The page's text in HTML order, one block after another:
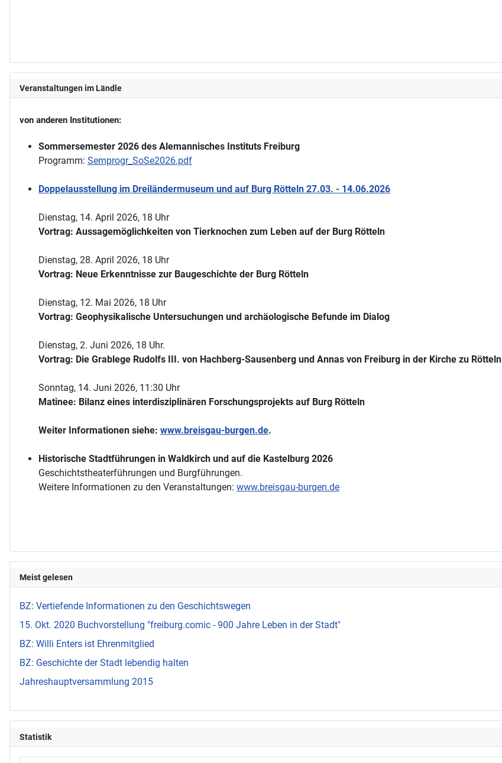
Veranstaltungen im Ländle
von anderen Institutionen:
Sommersemester 2026 des Alemannisches Instituts Freiburg
Programm: Semprogr_SoSe2026.pdf
Doppelausstellung im Dreiländermuseum und auf Burg Rötteln 27.03. - 14.06.2026
Dienstag, 14. April 2026, 18 Uhr
Vortrag: Aussagemöglichkeiten von Tierknochen zum Leben auf der Burg Rötteln
Dienstag, 28. April 2026, 18 Uhr
Vortrag: Neue Erkenntnisse zur Baugeschichte der Burg Rötteln
Dienstag, 12. Mai 2026, 18 Uhr
Vortrag: Geophysikalische Untersuchungen und archäologische Befunde im Dialog
Dienstag, 2. Juni 2026, 18 Uhr.
Vortrag: Die Grablege Rudolfs III. von Hachberg-Sausenberg und Annas von Freiburg in der Kirche zu Rötteln
Sonntag, 14. Juni 2026, 11:30 Uhr
Matinee: Bilanz eines interdisziplinären Forschungsprojekts auf Burg Rötteln
Weiter Informationen siehe: www.breisgau-burgen.de.
Historische Stadtführungen in Waldkirch und auf die Kastelburg 2026
Geschichtstheaterführungen und Burgführungen.
Weitere Informationen zu den Veranstaltungen: www.breisgau-burgen.de
Meist gelesen
BZ: Vertiefende Informationen zu den Geschichtswegen
15. Okt. 2020 Buchvorstellung "freiburg.comic - 900 Jahre Leben in der Stadt"
BZ: Willi Enters ist Ehrenmitglied
BZ: Geschichte der Stadt lebendig halten
Jahreshauptversammlung 2015
Statistik